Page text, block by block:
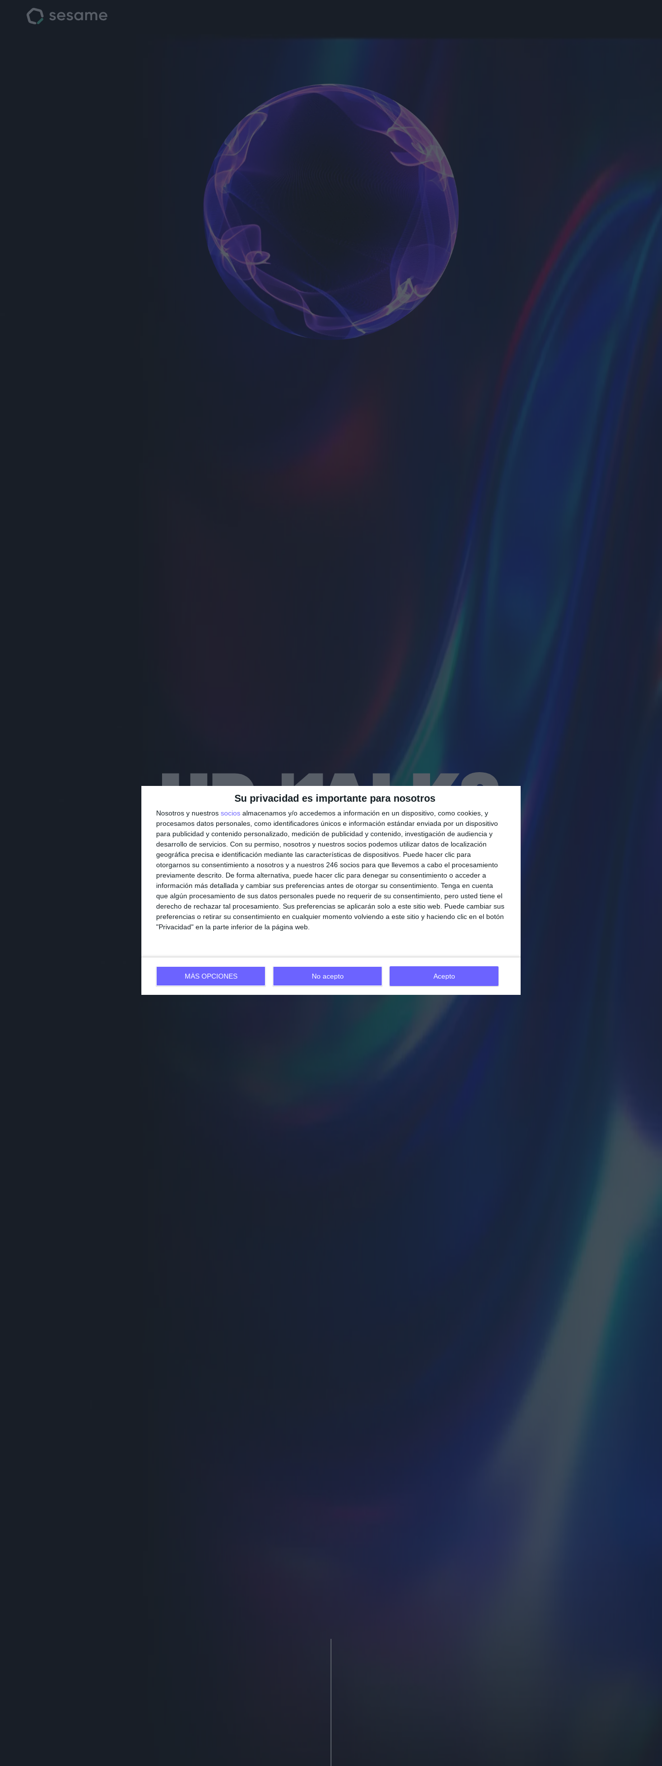
Su privacidad es importante para nosotros
Nosotros y nuestros socios almacenamos y/o accedemos a información en un dispositivo, como cookies, y
procesamos datos personales, como identificadores únicos e información estándar enviada por un dispositivo
para publicidad y contenido personalizado, medición de publicidad y contenido, investigación de audiencia y
desarrollo de servicios. Con su permiso, nosotros y nuestros socios podemos utilizar datos de localización
geográfica precisa e identificación mediante las características de dispositivos. Puede hacer clic para
otorgarnos su consentimiento a nosotros y a nuestros 246 socios para que llevemos a cabo el procesamiento
previamente descrito. De forma alternativa, puede hacer clic para denegar su consentimiento o acceder a
información más detallada y cambiar sus preferencias antes de otorgar su consentimiento. Tenga en cuenta
que algún procesamiento de sus datos personales puede no requerir de su consentimiento, pero usted tiene el
derecho de rechazar tal procesamiento. Sus preferencias se aplicarán solo a este sitio web. Puede cambiar sus
preferencias o retirar su consentimiento en cualquier momento volviendo a este sitio y haciendo clic en el botón
"Privacidad" en la parte inferior de la página web.
MÁS OPCIONES No acepto Acepto
LA NUEVA ERA DEL TRABAJO
Reformas laborales, tendencias del sector e impacto real de la IA en
las organizaciones.
Ups… se nos han acabado los lugares
El aforo está completo por ahora, pero si se libera algún cupo
Reservar ahora